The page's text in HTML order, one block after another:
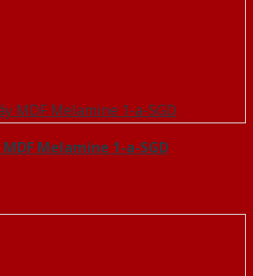
Melamine 1-a-SGD